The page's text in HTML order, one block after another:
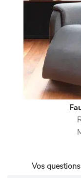
Vos